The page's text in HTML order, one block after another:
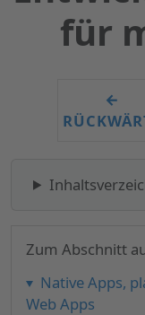
für
←
Zum Abschnitt
NativeApps,
Web Apps